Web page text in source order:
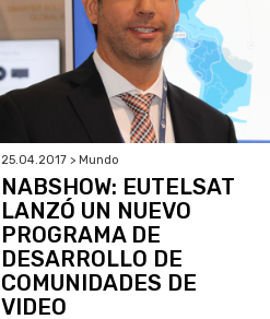
25.04.2017 > Mundo
NABSHOW: EUTELSAT
LANZÓ UN NUEVO
PROGRAMA DE
DESARROLLO DE
COMUNIDADES DE
VIDEO